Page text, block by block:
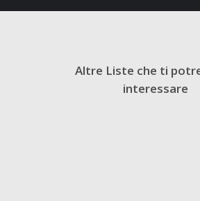
Altre Liste che ti
interessare